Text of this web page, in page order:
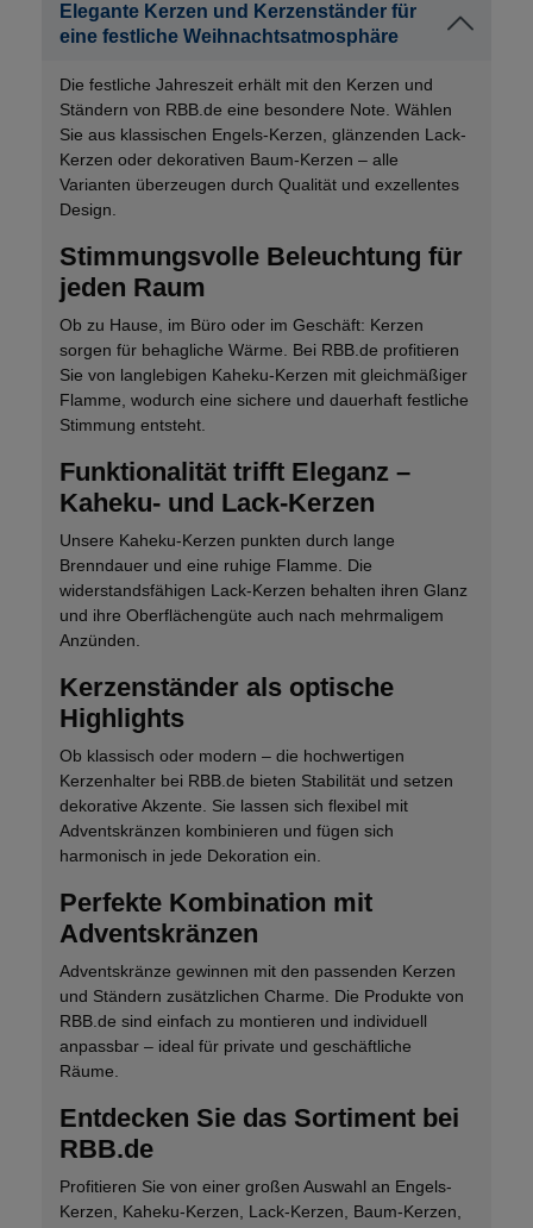
Elegante Kerzen und Kerzenständer für
eine festliche Weihnachtsatmosphäre
Die festliche Jahreszeit erhält mit den Kerzen und
Ständern von RBB.de eine besondere Note. Wählen
Sie aus klassischen Engels-Kerzen, glänzenden Lack-
Kerzen oder dekorativen Baum-Kerzen – alle
Varianten überzeugen durch Qualität und exzellentes
Design.
Stimmungsvolle Beleuchtung für
jeden Raum
Ob zu Hause, im Büro oder im Geschäft: Kerzen
sorgen für behagliche Wärme. Bei RBB.de profitieren
Sie von langlebigen Kaheku-Kerzen mit gleichmäßiger
Flamme, wodurch eine sichere und dauerhaft festliche
Stimmung entsteht.
Funktionalität trifft Eleganz –
Kaheku- und Lack-Kerzen
Unsere Kaheku-Kerzen punkten durch lange
Brenndauer und eine ruhige Flamme. Die
widerstandsfähigen Lack-Kerzen behalten ihren Glanz
und ihre Oberflächengüte auch nach mehrmaligem
Anzünden.
Kerzenständer als optische
Highlights
Ob klassisch oder modern – die hochwertigen
Kerzenhalter bei RBB.de bieten Stabilität und setzen
dekorative Akzente. Sie lassen sich flexibel mit
Adventskränzen kombinieren und fügen sich
harmonisch in jede Dekoration ein.
Perfekte Kombination mit
Adventskränzen
Adventskränze gewinnen mit den passenden Kerzen
und Ständern zusätzlichen Charme. Die Produkte von
RBB.de sind einfach zu montieren und individuell
anpassbar – ideal für private und geschäftliche
Räume.
Entdecken Sie das Sortiment bei
RBB.de
Profitieren Sie von einer großen Auswahl an Engels-
Kerzen, Kaheku-Kerzen, Lack-Kerzen, Baum-Kerzen,